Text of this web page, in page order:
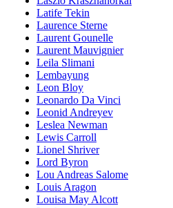
Latife Tekin
Laurence Sterne
Laurent Gounelle
Laurent Mauvignier
Leila Slimani
Lembayung
Leon Bloy
Leonardo Da Vinci
Leonid Andreyev
Leslea Newman
Lewis Carroll
Lionel Shriver
Lord Byron
Lou Andreas Salome
Louis Aragon
Louisa May Alcott